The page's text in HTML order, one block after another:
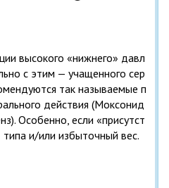
высокого «нижнего» давл
с этим — учащенного сер
так называемые п
действия (Моксонид
Особенно, если «присутст
и/или избыточный вес.